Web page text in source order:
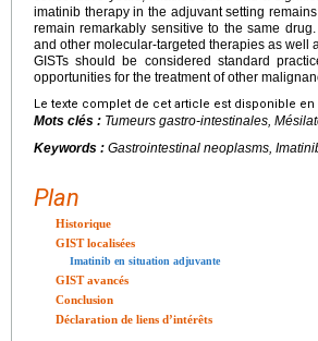
imatinib therapy in the adjuvant setting
remain remarkably sensitive to the same
and other molecular-targeted therapies as well
GISTs should be considered standard
opportunities for the treatment of other
Le texte complet de cet article est disponible en
Mots clés : Tumeurs gastro-intestinales,
Keywords : Gastrointestinal neoplasms,
Plan
Historique
GIST localisées
Imatinib en situation adjuvante
GIST avancés
Conclusion
Déclaration de liens d’intérêts